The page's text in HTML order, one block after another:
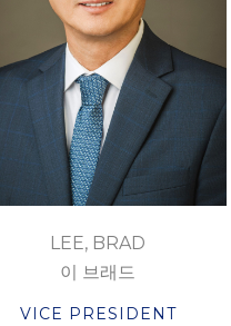
LEE, BRAD
이 브래드
VICE PRESIDENT